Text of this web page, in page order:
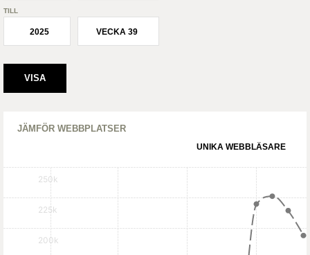
TILL
2025 VECKA 39
JÄMFÖR WEBBPLATSER
UNIKA WEBBLÄSARE
200k
225k
250k